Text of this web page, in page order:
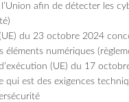
afin de détecter les
du 23 octobre 2024
éléments numériques
(UE) du 17
qui est des exigences